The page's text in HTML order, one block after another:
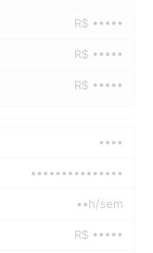
R$ •••••
R$ •••••
R$ •••••
••••
•••••••••••••••
••h/sem
R$ •••••